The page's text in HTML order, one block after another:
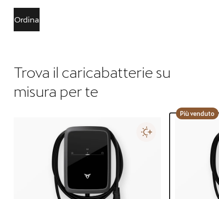
Ordina
Trova il caricabatterie su
misura per te
Più venduto